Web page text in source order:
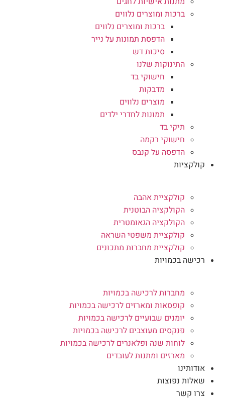
ברכות ומוצרים נלווים
ברכות ומוצרים נלווים
הדפסת תמונות על נייר
סיכות דש
התינוקות שלנו
חישוקי בד
מדבקות
מוצרים נלווים
תמונות לחדרי ילדים
תיקי בד
חישוקי רקמה
הדפסה על קנבס
קולקציות
קולקציית אהבה
הקולקציה הבוטנית
הקולקציה הגאומטרית
קולקציית משפטי השראה
קולקציית מחברות מתכונים
רכישה בכמויות
מחברות לרכישה בכמויות
קופסאות ומארזים לרכישה בכמויות
יומנים שבועיים לרכישה בכמויות
פנקסים מעוצבים לרכישה בכמויות
לוחות שנה ופלאנרים לרכישה בכמויות
מארזים ומתנות לעובדים
אודותינו
שאלות נפוצות
צרו קשר